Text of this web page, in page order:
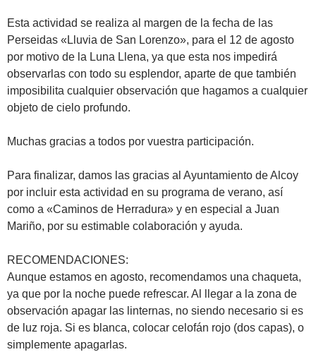
Esta actividad se realiza al margen de la fecha de las
Perseidas «Lluvia de San Lorenzo», para el 12 de agosto
por motivo de la Luna Llena, ya que esta nos impedirá
observarlas con todo su esplendor, aparte de que también
imposibilita cualquier observación que hagamos a cualquier
objeto de cielo profundo.
Muchas gracias a todos por vuestra participación.
Para finalizar, damos las gracias al Ayuntamiento de Alcoy
por incluir esta actividad en su programa de verano, así
como a «Caminos de Herradura» y en especial a Juan
Mariño, por su estimable colaboración y ayuda.
RECOMENDACIONES:
Aunque estamos en agosto, recomendamos una chaqueta,
ya que por la noche puede refrescar. Al llegar a la zona de
observación apagar las linternas, no siendo necesario si es
de luz roja. Si es blanca, colocar celofán rojo (dos capas), o
simplemente apagarlas.